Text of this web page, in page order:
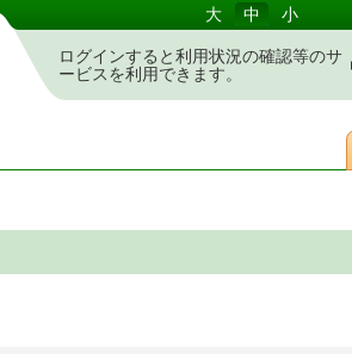
大 中 小
ログインすると利用状況の確認等のサ
ービスを利用できます。